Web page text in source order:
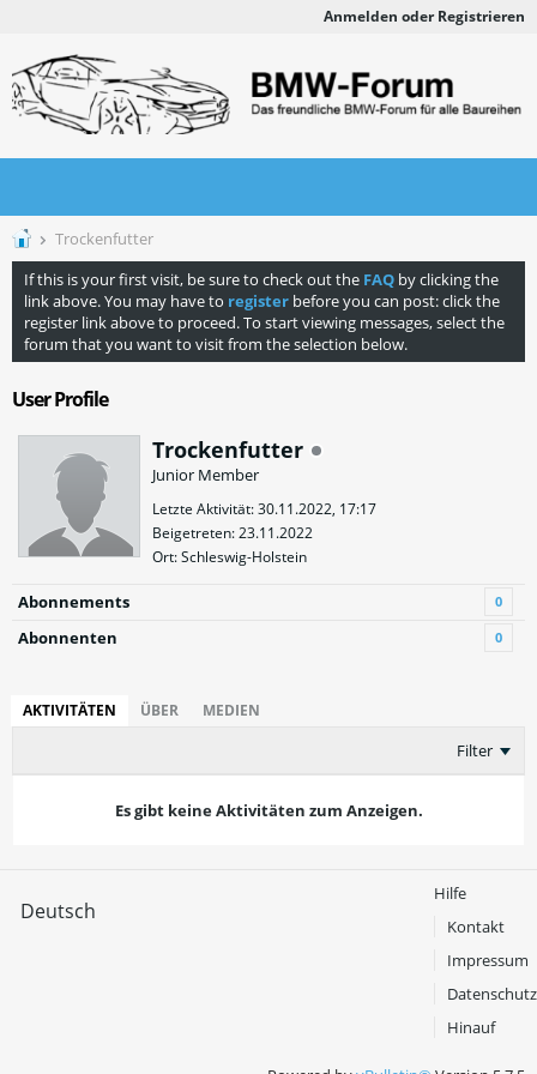
Anmelden oder Registrieren
Trockenfutter
If this is your first visit, be sure to check out the FAQ by clicking the
link above. You may have to register before you can post: click the
register link above to proceed. To start viewing messages, select the
forum that you want to visit from the selection below.
User Profile
Trockenfutter
Junior Member
Letzte Aktivität: 30.11.2022, 17:17
Beigetreten: 23.11.2022
Ort: Schleswig-Holstein
Abonnements 0
Abonnenten 0
AKTIVITÄTEN ÜBER MEDIEN
Filter
Es gibt keine Aktivitäten zum Anzeigen.
Deutsch
Hilfe
Kontakt
Impressum
Datenschutz
Hinauf